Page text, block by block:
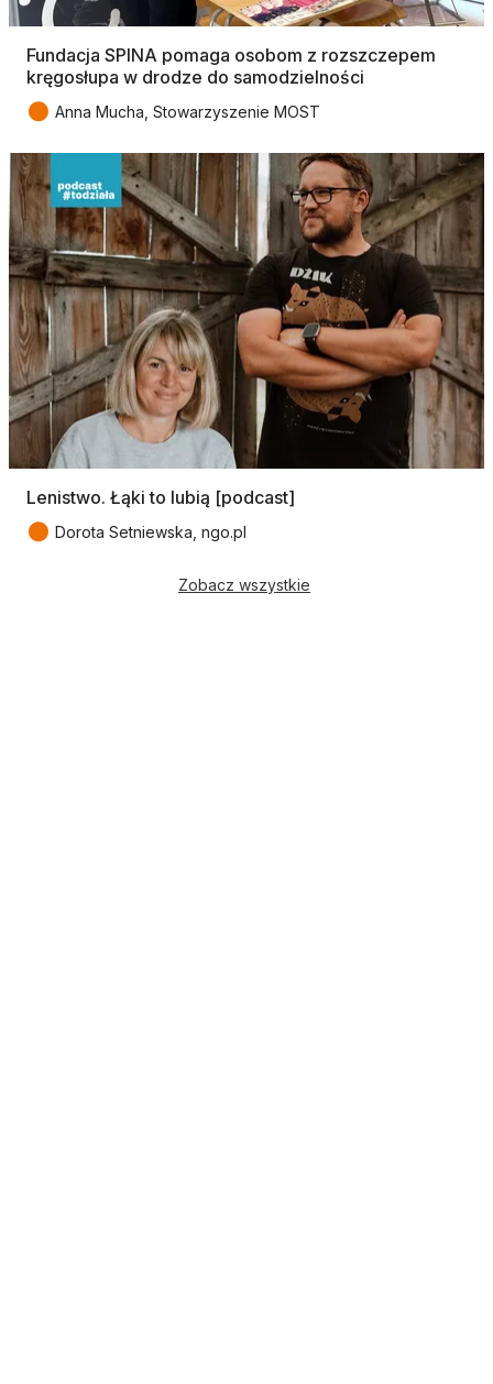
Fundacja SPINA pomaga osobom z rozszczepem
kręgosłupa w drodze do samodzielności
● Anna Mucha, Stowarzyszenie MOST
Lenistwo. Łąki to lubią [podcast]
● Dorota Setniewska, ngo.pl
Zobacz wszystkie